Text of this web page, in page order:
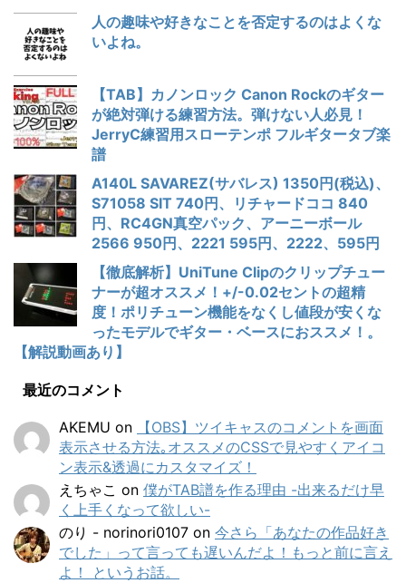
人の趣味や好きなことを否定するのはよくな
いよね。
【TAB】カノンロック Canon Rockのギター
が絶対弾ける練習方法。弾けない人必見！
JerryC練習用スローテンポ フルギタータブ楽
譜
A140L SAVAREZ(サバレス) 1350円(税込)、
S71058 SIT 740円、リチャードココ 840
円、RC4GN真空パック、アーニーボール
2566 950円、2221 595円、2222、595円
【徹底解析】UniTune Clipのクリップチュー
ナーが超オススメ！+/-0.02セントの超精
度！ポリチューン機能をなくし値段が安くな
ったモデルでギター・ベースにおススメ！。
【解説動画あり】
最近のコメント
AKEMU on
【OBS】ツイキャスのコメントを画面
表示させる方法｡オススメのCSSで見やすくアイコ
ン表示&透過にカスタマイズ！
えちゃこ on 僕がTAB譜を作る理由 -出来るだけ早
く上手くなって欲しい-
のり - norinori0107 on 今さら「あなたの作品好き
でした」って言っても遅いんだよ！もっと前に言え
よ！ というお話。